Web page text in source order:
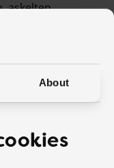
About
askelten,
inspiroimilla